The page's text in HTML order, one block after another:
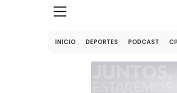
INICIO DEPORTES PODCAST